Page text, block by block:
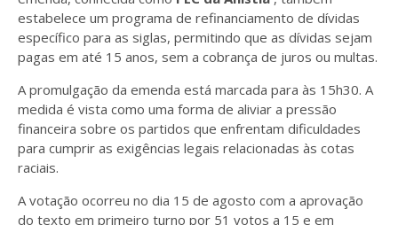
estabelece um programa de refinanciamento de dívidas
específico para as siglas, permitindo que as dívidas sejam
pagas em até 15 anos, sem a cobrança de juros ou multas.
A promulgação da emenda está marcada para às 15h30. A
medida é vista como uma forma de aliviar a pressão
financeira sobre os partidos que enfrentam dificuldades
para cumprir as exigências legais relacionadas às cotas
raciais.
A votação ocorreu no dia 15 de agosto com a aprovação
do texto em primeiro turno por 51 votos a 15 e em